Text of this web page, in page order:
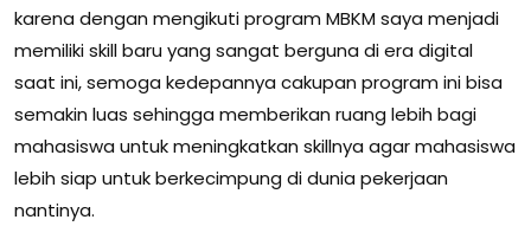
karena dengan mengikuti program MBKM saya menjadi
memiliki skill baru yang sangat berguna di era digital
saat ini, semoga kedepannya cakupan program ini bisa
semakin luas sehingga memberikan ruang lebih bagi
mahasiswa untuk meningkatkan skillnya agar mahasiswa
lebih siap untuk berkecimpung di dunia pekerjaan
nantinya.